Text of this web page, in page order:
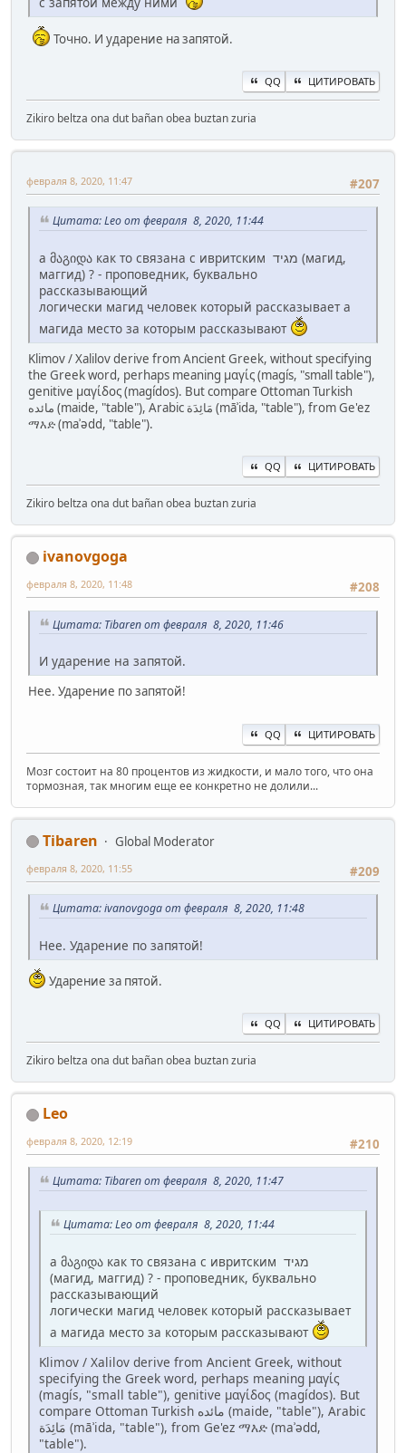
Точно. И ударение на запятой.
QQ ЦИТИРОВАТЬ
Zikiro beltza ona dut bañan obea buztan zuria
#207
февраля 8, 2020, 11:47
Цитата: Leo от февраля 8, 2020, 11:44
а მაგიდა как то связана с ивритским מגיד (магид,
маггид) ? - проповедник, буквально
рассказывающий
логически магид человек который рассказывает а
магида место за которым рассказывают
Klimov / Xalilov derive from Ancient Greek, without specifying
the Greek word, perhaps meaning μαγίς (magís, "small table"),
genitive μαγίδος (magídos). But compare Ottoman Turkish
مائده‎ (maide, "table"), Arabic مَائِدَة‎ (māʾida, "table"), from Ge'ez
ማእድ (maʾədd, "table").
QQ ЦИТИРОВАТЬ
Zikiro beltza ona dut bañan obea buztan zuria
ivanovgoga
#208
февраля 8, 2020, 11:48
Цитата: Tibaren от февраля 8, 2020, 11:46
И ударение на запятой.
Нее. Ударение по запятой!
QQ ЦИТИРОВАТЬ
Мозг состоит на 80 процентов из жидкости, и мало того, что она
тормозная, так многим еще ее конкретно не долили...
Tibaren
Global Moderator
#209
февраля 8, 2020, 11:55
Цитата: ivanovgoga от февраля 8, 2020, 11:48
Нее. Ударение по запятой!
Ударение за пятой.
QQ ЦИТИРОВАТЬ
Zikiro beltza ona dut bañan obea buztan zuria
Leo
#210
февраля 8, 2020, 12:19
Цитата: Tibaren от февраля 8, 2020, 11:47
Цитата: Leo от февраля 8, 2020, 11:44
а მაგიდა как то связана с ивритским מגיד
(магид, маггид) ? - проповедник, буквально
рассказывающий
логически магид человек который рассказывает
а магида место за которым рассказывают
Klimov / Xalilov derive from Ancient Greek, without
specifying the Greek word, perhaps meaning μαγίς
(magís, "small table"), genitive μαγίδος (magídos). But
compare Ottoman Turkish مائده‎ (maide, "table"), Arabic
مَائِدَة‎ (māʾida, "table"), from Ge'ez ማእድ (maʾədd,
"table").